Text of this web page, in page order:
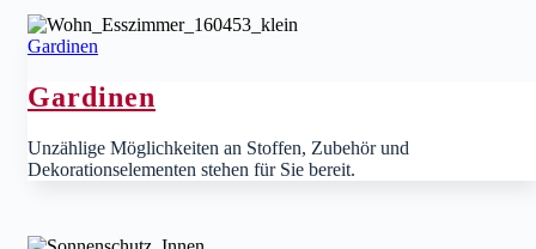
Gardinen
Gardinen
Unzählige Möglichkeiten an Stoffen, Zubehör und
Dekorationselementen stehen für Sie bereit.